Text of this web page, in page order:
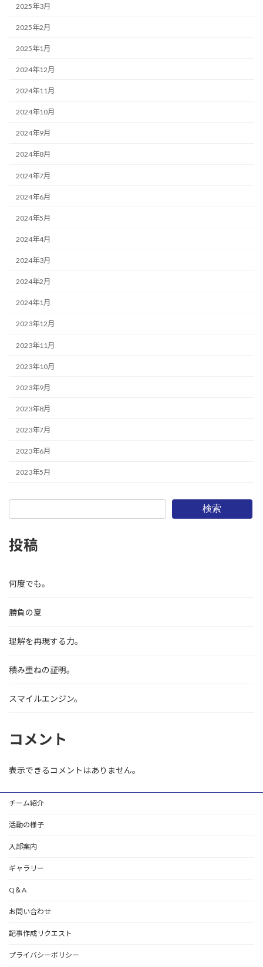
2025年3月
2025年2月
2025年1月
2024年12月
2024年11月
2024年10月
2024年9月
2024年8月
2024年7月
2024年6月
2024年5月
2024年4月
2024年3月
2024年2月
2024年1月
2023年12月
2023年11月
2023年10月
2023年9月
2023年8月
2023年7月
2023年6月
2023年5月
検索
投稿
何度でも。
勝負の夏
理解を再現する力。
積み重ねの証明。
スマイルエンジン。
コメント
表示できるコメントはありません。
チーム紹介
活動の様子
入部案内
ギャラリー
Q＆A
お問い合わせ
記事作成リクエスト
プライバシーポリシー